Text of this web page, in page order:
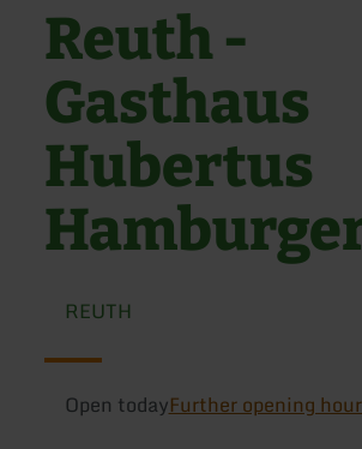
Reuth -
Gasthaus
Hubertus
REUTH
Open todayFurther opening